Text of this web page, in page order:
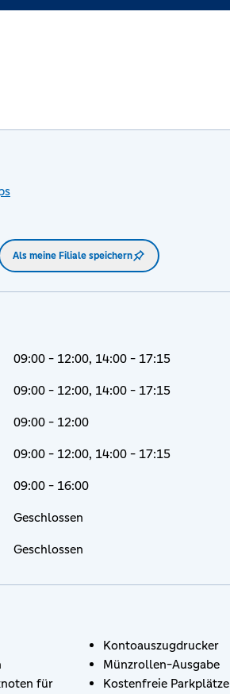
Als meine Filiale speichern
09:00 - 12:00, 14:00 - 17:15
09:00 - 12:00, 14:00 - 17:15
09:00 - 12:00
09:00 - 12:00, 14:00 - 17:15
09:00 - 16:00
Geschlossen
Geschlossen
Kontoauszugdrucker
Münzrollen-Ausgabe
für
Kostenfreie Parkplätze